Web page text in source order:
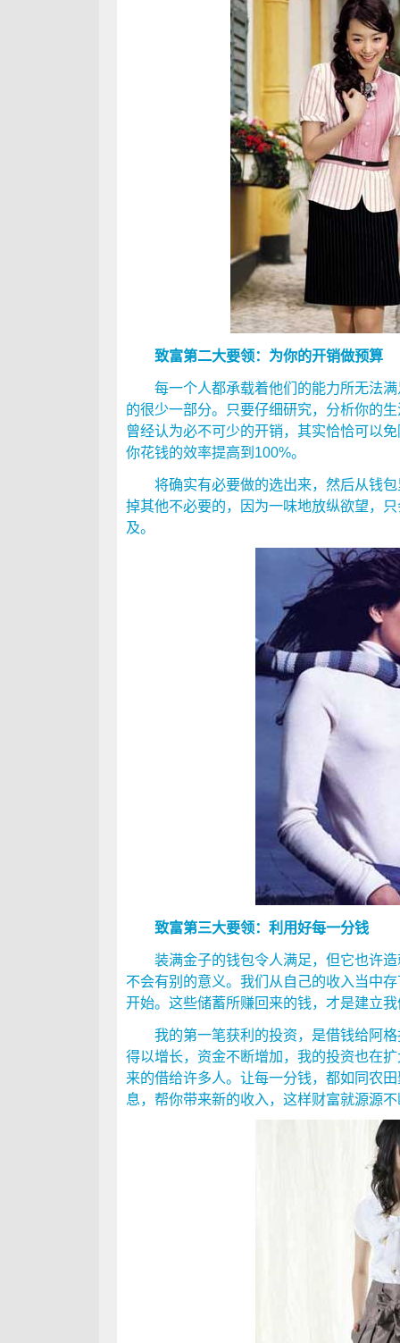
致富第二大要领：为你的开销做预算
每一个人都承载着他们的能力所无法满
的很少一部分。只要仔细研究，分析你的
曾经认为必不可少的开销，其实恰恰可以
你花钱的效率提高到100%。
将确实有必要做的选出来，然后从钱包
掉其他不必要的，因为一味地放纵欲望，
及。
致富第三大要领：利用好每一分钱
装满金子的钱包令人满足，但它也许造
不会有别的意义。我们从自己的收入当中
开始。这些储蓄所赚回来的钱，才是建立
我的第一笔获利的投资，是借钱给阿格
得以增长，资金不断增加，我的投资也在
来的借给许多人。让每一分钱，都如同农
息，帮你带来新的收入，这样财富就源源